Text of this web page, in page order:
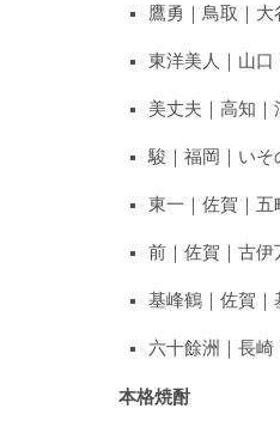
鷹勇｜鳥取｜大
東洋美人｜山口
美丈夫｜高知｜
駿｜福岡｜いそ
東一｜佐賀｜五
前｜佐賀｜古伊
基峰鶴｜佐賀｜
六十餘洲｜長崎
本格焼酎